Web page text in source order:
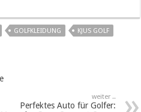
GOLFKLEIDUNG
KJUS GOLF
weiter ..
Perfektes Auto für Golfer: